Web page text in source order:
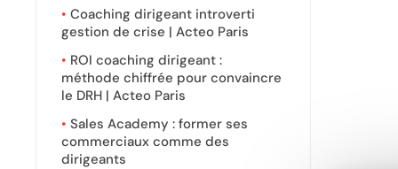
Coaching dirigeant introverti
gestion de crise | Acteo Paris
ROI coaching dirigeant :
méthode chiffrée pour convaincre
le DRH | Acteo Paris
Sales Academy : former ses
commerciaux comme des
dirigeants